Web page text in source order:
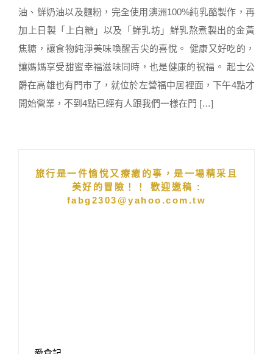
油、鮮奶油以及麵粉，完全使用澳洲100%純乳酪製作，再
加上日製「上白糖」以及「鮮乳坊」鮮乳熬煮製出的金黃
焦糖，讓食物純淨美味喚醒舌尖的喜悅。 健康又好吃的，
讓媽媽享受甜蜜幸福滋味同時，也是健康的祝福。 起士公
爵在高雄也有門市了，就位於左營福中居裡面，下午4點才
開始營業，不到4點已經有人跟我們一樣在門 […]
旅行是一件愉悅又療癒的事，是一場精采且
美好的冒險！！ 歡迎邀稿 :
fabg2303@yahoo.com.tw